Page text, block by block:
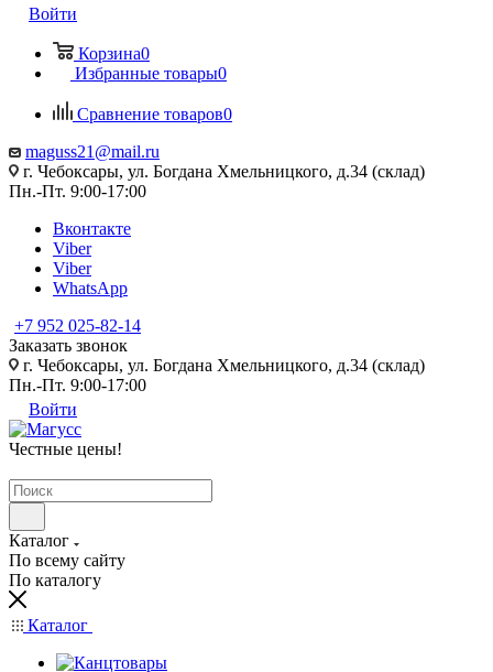
Войти
Корзина0
Избранные товары0
Сравнение товаров0
maguss21@mail.ru
г. Чебоксары, ул. Богдана Хмельницкого, д.34 (склад)
Пн.-Пт. 9:00-17:00
Вконтакте
Viber
Viber
WhatsApp
+7 952 025-82-14
Заказать звонок
г. Чебоксары, ул. Богдана Хмельницкого, д.34 (склад)
Пн.-Пт. 9:00-17:00
Войти
Честные цены!
Каталог
По всему сайту
По каталогу
Каталог